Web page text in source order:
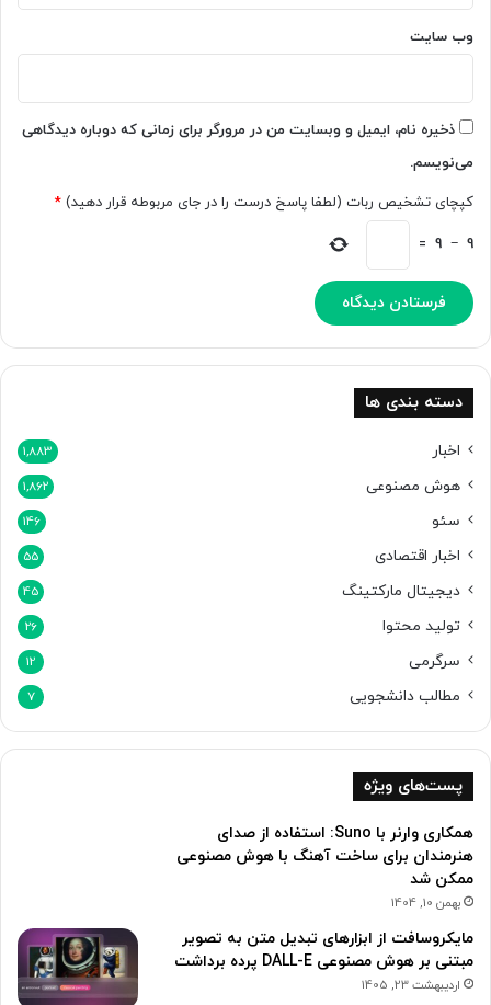
ع
ض
ه
ی‌
ن
د
ت
ه
ی
ر
ب
ی
پ
ی
م
ی
آ
د
وب‌ سایت
ذخیره نام، ایمیل و وبسایت من در مرورگر برای زمانی که دوباره دیدگاهی
می‌نویسم.
کپچای تشخیص ربات (لطفا پاسخ درست را در جای مربوطه قرار دهید) *
9
−
9
=
دسته بندی ها
اخبار 1,883
هوش مصنوعی 1,862
سئو 146
اخبار اقتصادی 55
دیجیتال مارکتینگ 45
تولید محتوا 26
سرگرمی 12
مطالب دانشجویی 7
پست‌های ویژه
همکاری وارنر با Suno: استفاده از صدای
هنرمندان برای ساخت آهنگ با هوش مصنوعی
ممکن شد
بهمن 10, 1404
مایکروسافت از ابزارهای تبدیل متن به تصویر
مبتنی بر هوش مصنوعی DALL-E پرده برداشت
اردیبهشت 23, 1405